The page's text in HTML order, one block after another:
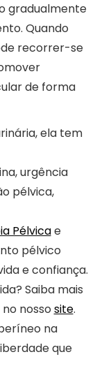
gradualmente
Quando
recorrer-se
de forma
ela tem
urgência
pélvica,
Pélvicae
pélvico
e confiança.
Saiba mais
nosso site.
na
que